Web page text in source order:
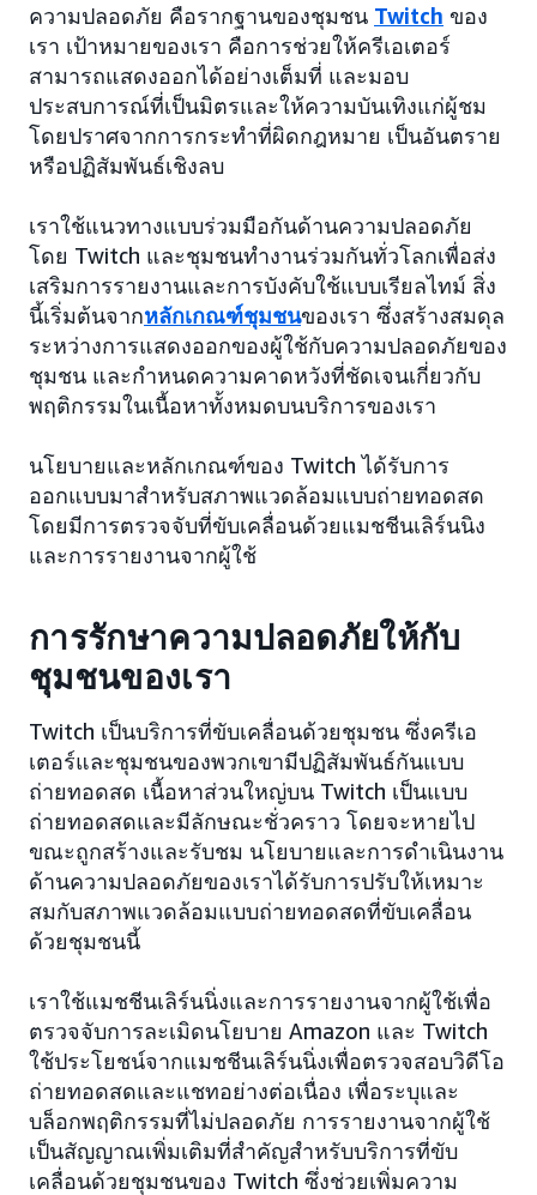
ความปลอดภัย คือรากฐานของชุมชน Twitch ของ
เรา เป้าหมายของเรา คือการช่วยให้ครีเอเตอร์
สามารถแสดงออกได้อย่างเต็มที่ และมอบ
ประสบการณ์ที่เป็นมิตรและให้ความบันเทิงแก่ผู้ชม
โดยปราศจากการกระทำที่ผิดกฎหมาย เป็นอันตราย
หรือปฏิสัมพันธ์เชิงลบ
เราใช้แนวทางแบบร่วมมือกันด้านความปลอดภัย
โดย Twitch และชุมชนทำงานร่วมกันทั่วโลกเพื่อส่ง
เสริมการรายงานและการบังคับใช้แบบเรียลไทม์ สิ่ง
นี้เริ่มต้นจากหลักเกณฑ์ชุมชนของเรา ซึ่งสร้างสมดุล
ระหว่างการแสดงออกของผู้ใช้กับความปลอดภัยของ
ชุมชน และกำหนดความคาดหวังที่ชัดเจนเกี่ยวกับ
พฤติกรรมในเนื้อหาทั้งหมดบนบริการของเรา
นโยบายและหลักเกณฑ์ของ Twitch ได้รับการ
ออกแบบมาสำหรับสภาพแวดล้อมแบบถ่ายทอดสด
โดยมีการตรวจจับที่ขับเคลื่อนด้วยแมชชีนเลิร์นนิง
และการรายงานจากผู้ใช้
การรักษาความปลอดภัยให้กับ
ชุมชนของเรา
Twitch เป็นบริการที่ขับเคลื่อนด้วยชุมชน ซึ่งครีเอ
เตอร์และชุมชนของพวกเขามีปฏิสัมพันธ์กันแบบ
ถ่ายทอดสด เนื้อหาส่วนใหญ่บน Twitch เป็นแบบ
ถ่ายทอดสดและมีลักษณะชั่วคราว โดยจะหายไป
ขณะถูกสร้างและรับชม นโยบายและการดำเนินงาน
ด้านความปลอดภัยของเราได้รับการปรับให้เหมาะ
สมกับสภาพแวดล้อมแบบถ่ายทอดสดที่ขับเคลื่อน
ด้วยชุมชนนี้
เราใช้แมชชีนเลิร์นนิ่งและการรายงานจากผู้ใช้เพื่อ
ตรวจจับการละเมิดนโยบาย Amazon และ Twitch
ใช้ประโยชน์จากแมชชีนเลิร์นนิ่งเพื่อตรวจสอบวิดีโอ
ถ่ายทอดสดและแชทอย่างต่อเนื่อง เพื่อระบุและ
บล็อกพฤติกรรมที่ไม่ปลอดภัย การรายงานจากผู้ใช้
เป็นสัญญาณเพิ่มเติมที่สำคัญสำหรับบริการที่ขับ
เคลื่อนด้วยชุมชนของ Twitch ซึ่งช่วยเพิ่มความ